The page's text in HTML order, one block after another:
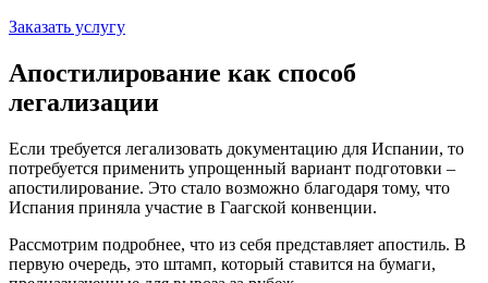
Заказать услугу
Апостилирование как способ
легализации
Если требуется легализовать документацию для Испании, то
потребуется применить упрощенный вариант подготовки –
апостилирование. Это стало возможно благодаря тому, что
Испания приняла участие в Гаагской конвенции.
Рассмотрим подробнее, что из себя представляет апостиль. В
первую очередь, это штамп, который ставится на бумаги,